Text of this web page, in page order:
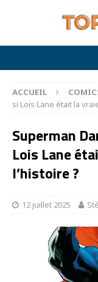
ACCUEIL
si Lois Lane était la
Superman
Lois Lane
l’histoire ?
12 juillet 2025